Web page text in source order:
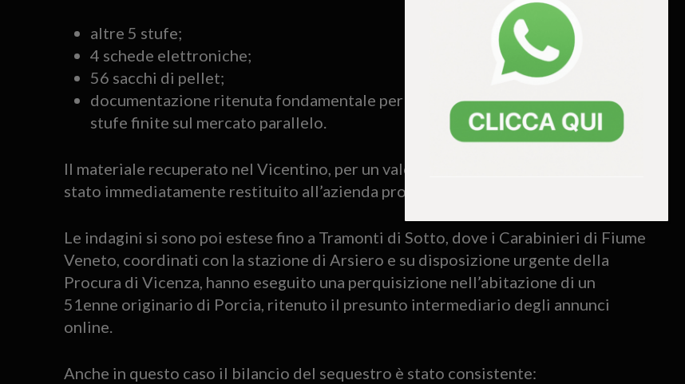
altre 5 stufe;
4 schede elettroniche;
56 sacchi di pellet;
documentazione ritenuta fondamentale per ricostruire la vendita di altre
stufe finite sul mercato parallelo.
Il materiale recuperato nel Vicentino, per un valore superiore ai 30 mila euro, è
stato immediatamente restituito all’azienda proprietaria.
Le indagini si sono poi estese fino a Tramonti di Sotto, dove i Carabinieri di Fiume
Veneto, coordinati con la stazione di Arsiero e su disposizione urgente della
Procura di Vicenza, hanno eseguito una perquisizione nell’abitazione di un
51enne originario di Porcia, ritenuto il presunto intermediario degli annunci
online.
Anche in questo caso il bilancio del sequestro è stato consistente: